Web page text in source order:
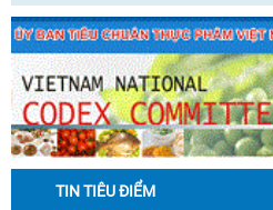
TIN TIÊU ĐIỂM